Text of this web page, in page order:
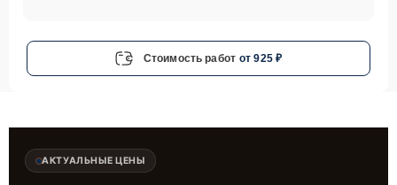
Стоимость работ от 925 ₽
АКТУАЛЬНЫЕ ЦЕНЫ